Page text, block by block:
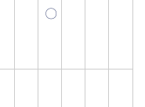
〇